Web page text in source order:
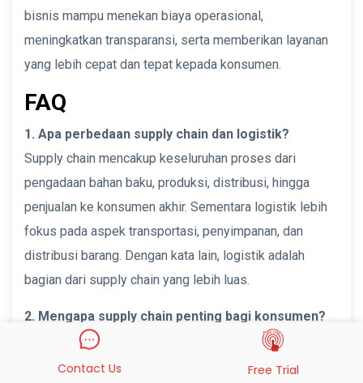
bisnis mampu menekan biaya operasional,
meningkatkan transparansi, serta memberikan layanan
yang lebih cepat dan tepat kepada konsumen.
FAQ
1. Apa perbedaan supply chain dan logistik?
Supply chain mencakup keseluruhan proses dari
pengadaan bahan baku, produksi, distribusi, hingga
penjualan ke konsumen akhir. Sementara logistik lebih
fokus pada aspek transportasi, penyimpanan, dan
distribusi barang. Dengan kata lain, logistik adalah
bagian dari supply chain yang lebih luas.
2. Mengapa supply chain penting bagi konsumen?
Supply chain yang terkelola dengan baik memastikan
produk tersedia tepat waktu, dengan kualitas terjaga,
Contact Us Free Trial